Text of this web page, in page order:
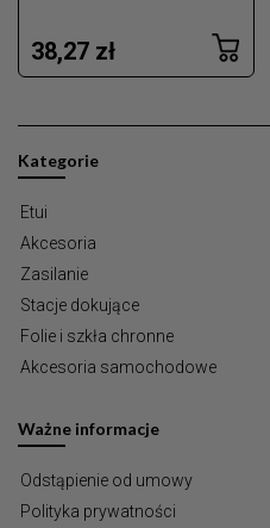
38,27 zł
Kategorie
Etui
Akcesoria
Zasilanie
Stacje dokujące
Folie i szkła chronne
Akcesoria samochodowe
Ważne informacje
Odstąpienie od umowy
Polityka prywatności